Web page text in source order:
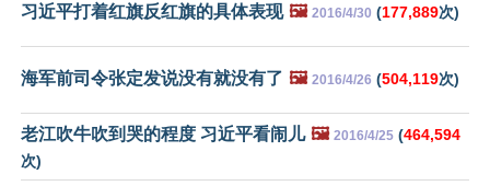
习近平打着红旗反红旗的具体表现 🖼️ 2016/4/30 (177,889次)
海军前司令张定发说没有就没有了 🖼️ 2016/4/26 (504,119次)
老江吹牛吹到哭的程度 习近平看闹儿 🖼️ 2016/4/25 (464,594
次)